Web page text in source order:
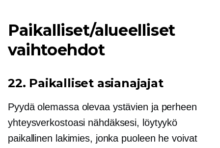
Paikalliset/alueelliset
vaihtoehdot
22. Paikalliset asianajajat
Pyydä olemassa olevaa ystävien ja perheen
yhteysverkostoasi nähdäksesi, löytyykö
paikallinen lakimies, jonka puoleen he voivat